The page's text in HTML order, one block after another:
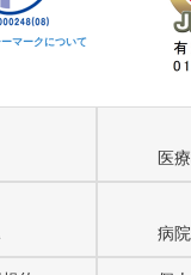
マークについて
医
病